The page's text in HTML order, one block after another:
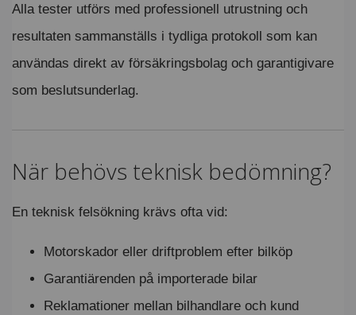
Alla tester utförs med professionell utrustning och
resultaten sammanställs i tydliga protokoll som kan
användas direkt av försäkringsbolag och garantigivare
som beslutsunderlag.
När behövs teknisk bedömning?
En teknisk felsökning krävs ofta vid:
Motorskador eller driftproblem efter bilköp
Garantiärenden på importerade bilar
Reklamationer mellan bilhandlare och kund